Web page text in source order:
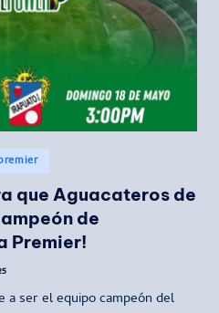
que Aguacateros de
de
Premier!
a ser el equipo campeón del